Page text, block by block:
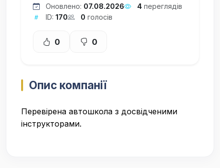
Оновлено: 07.08.2026 4 переглядів
ID: 170 0 голосів
0 0
Опис компанії
Перевірена автошкола з досвідченими
інструкторами.